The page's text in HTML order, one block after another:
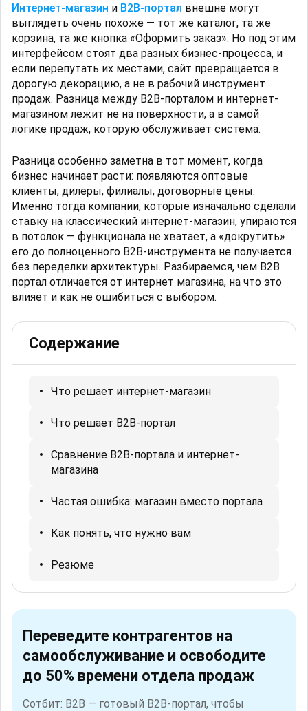
Интернет-магазин и B2B-портал внешне могут
выглядеть очень похоже — тот же каталог, та же
корзина, та же кнопка «Оформить заказ». Но под этим
интерфейсом стоят два разных бизнес-процесса, и
если перепутать их местами, сайт превращается в
дорогую декорацию, а не в рабочий инструмент
продаж. Разница между B2B-порталом и интернет-
магазином лежит не на поверхности, а в самой
логике продаж, которую обслуживает система.
Разница особенно заметна в тот момент, когда
бизнес начинает расти: появляются оптовые
клиенты, дилеры, филиалы, договорные цены.
Именно тогда компании, которые изначально сделали
ставку на классический интернет-магазин, упираются
в потолок — функционала не хватает, а «докрутить»
его до полноценного B2B-инструмента не получается
без переделки архитектуры. Разбираемся, чем B2B
портал отличается от интернет магазина, на что это
влияет и как не ошибиться с выбором.
Содержание
Что решает интернет-магазин
Что решает B2B-портал
Сравнение B2B-портала и интернет-
магазина
Частая ошибка: магазин вместо портала
Как понять, что нужно вам
Резюме
Переведите контрагентов на
самообслуживание и освободите
до 50% времени отдела продаж
Сотбит: B2B — готовый B2B-портал, чтобы